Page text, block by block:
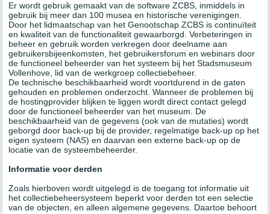
Er wordt gebruik gemaakt van de software ZCBS, inmiddels in
gebruik bij meer dan 100 musea en historische verenigingen.
Door het lidmaatschap van het Genootschap ZCBS is continuïteit
en kwaliteit van de functionaliteit gewaarborgd. Verbeteringen in
beheer en gebruik worden verkregen door deelname aan
gebruikersbijeenkomsten, het gebruikersforum en webinars door
de functioneel beheerder van het systeem bij het Stadsmuseum
Vollenhove, lid van de werkgroep collectiebeheer.
De technische beschikbaarheid wordt voortdurend in de gaten
gehouden en problemen onderzocht. Wanneer de problemen bij
de hostingprovider blijken te liggen wordt direct contact gelegd
door de functioneel beheerder van het museum. De
beschikbaarheid van de gegevens (ook van de mutaties) wordt
geborgd door back-up bij de provider, regelmatige back-up op het
eigen systeem (NAS) en daarvan een externe back-up op de
locatie van de systeembeheerder.
Informatie voor derden
Zoals hierboven wordt uitgelegd is de toegang tot informatie uit
het collectiebeheersysteem beperkt voor derden tot een selectie
van de objecten, en alleen algemene gegevens. Daartoe behoort